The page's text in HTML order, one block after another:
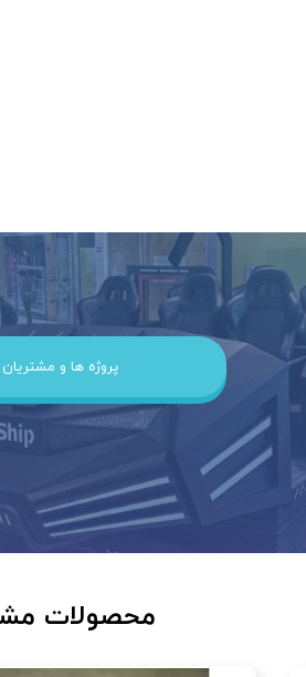
پروژه ها و مشتریان
محصولات